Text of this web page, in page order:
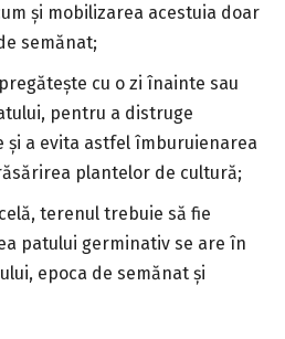
şi mobilizarea acestuia doar
semănat;
cu o zi înainte sau
pentru a distruge
şi a evita astfel îmburuienarea
plantelor de cultură;
terenul trebuie să fie
patului germinativ se are în
epoca de semănat şi